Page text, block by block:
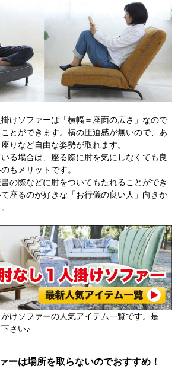
けソファーは「横幅＝座面の広さ」なので
とができます。横の圧迫感が無いので、あ
りなど自由な姿勢が取れます。
る場合は、座る際に肘を気にしなくても良
もメリットです。
の際などに肘をついてもたれることができ
座るのが好きな「お行儀の良い人」向きか
けソファーの人気アイテム一覧です。是
さい♪
ーは場所を取らないのでおすすめ！